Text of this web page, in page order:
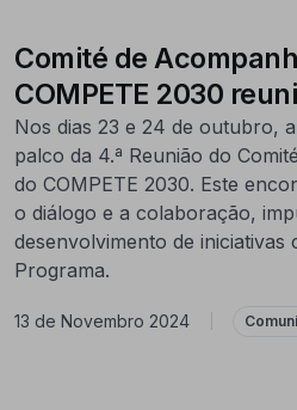
Comité de
COMPETE 2030
Nos dias 23 e 24 de outubro,
palco da 4.ª Reunião do
do COMPETE 2030. Este
o diálogo e a colaboração,
desenvolvimento de iniciativas
Programa.
13 de Novembro 2024